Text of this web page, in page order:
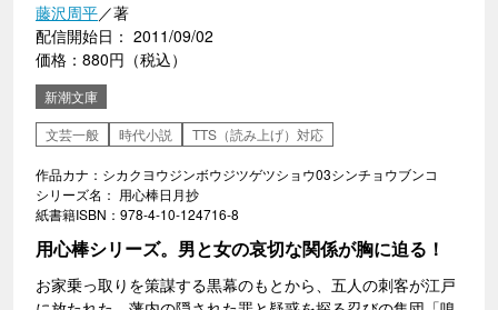
藤沢周平／著
配信開始日： 2011/09/02
価格：880円（税込）
新潮文庫
文芸一般
時代小説 TTS（読み上げ）対応
作品カナ：シカクヨウジンボウジツゲツショウ03シンチョウブンコ
シリーズ名： 用心棒日月抄
紙書籍ISBN：978-4-10-124716-8
用心棒シリーズ。男と女の哀切な関係が胸に迫る！
お家乗っ取りを策謀する黒幕のもとから、五人の刺客が江戸